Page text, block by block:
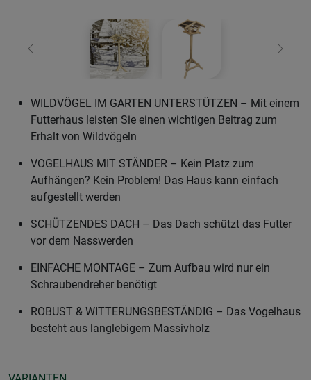
Zurück Weiter
WILDVÖGEL IM GARTEN UNTERSTÜTZEN – Mit einem
Futterhaus leisten Sie einen wichtigen Beitrag zum
Erhalt von Wildvögeln
VOGELHAUS MIT STÄNDER – Kein Platz zum
Aufhängen? Kein Problem! Das Haus kann einfach
aufgestellt werden
SCHÜTZENDES DACH – Das Dach schützt das Futter
vor dem Nasswerden
EINFACHE MONTAGE – Zum Aufbau wird nur ein
Schraubendreher benötigt
ROBUST & WITTERUNGSBESTÄNDIG – Das Vogelhaus
besteht aus langlebigem Massivholz